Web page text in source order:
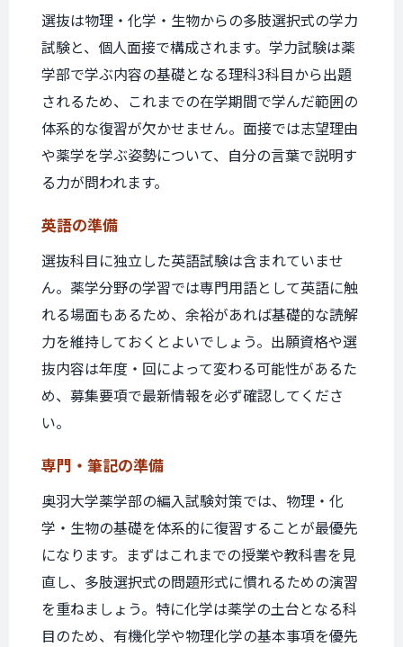
選抜は物理・化学・生物からの多肢選択式の学力
試験と、個人面接で構成されます。学力試験は薬
学部で学ぶ内容の基礎となる理科3科目から出題
されるため、これまでの在学期間で学んだ範囲の
体系的な復習が欠かせません。面接では志望理由
や薬学を学ぶ姿勢について、自分の言葉で説明す
る力が問われます。
英語の準備
選抜科目に独立した英語試験は含まれていませ
ん。薬学分野の学習では専門用語として英語に触
れる場面もあるため、余裕があれば基礎的な読解
力を維持しておくとよいでしょう。出願資格や選
抜内容は年度・回によって変わる可能性があるた
め、募集要項で最新情報を必ず確認してくださ
い。
専門・筆記の準備
奥羽大学薬学部の編入試験対策では、物理・化
学・生物の基礎を体系的に復習することが最優先
になります。まずはこれまでの授業や教科書を見
直し、多肢選択式の問題形式に慣れるための演習
を重ねましょう。特に化学は薬学の土台となる科
目のため、有機化学や物理化学の基本事項を優先